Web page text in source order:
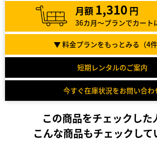
月額 1,310 円
36カ月～プランでカート
▼ 料金プランをもっとみる（4
短期レンタルのご案内
今すぐ在庫状況をお問い合わ
この商品をチェックした
こんな商品もチェックして